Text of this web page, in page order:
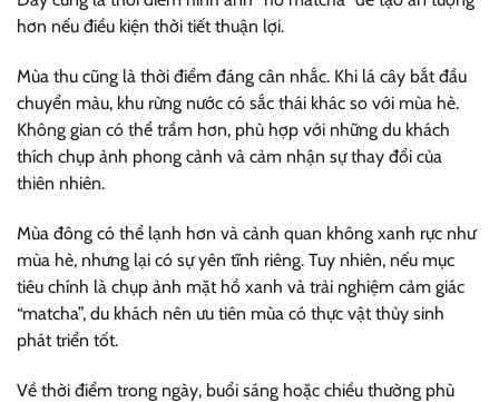
hơn nếu điều kiện thời tiết thuận lợi.
Mùa thu cũng là thời điểm đáng cân nhắc. Khi lá cây bắt đầu
chuyển màu, khu rừng nước có sắc thái khác so với mùa hè.
Không gian có thể trầm hơn, phù hợp với những du khách
thích chụp ảnh phong cảnh và cảm nhận sự thay đổi của
thiên nhiên.
Mùa đông có thể lạnh hơn và cảnh quan không xanh rực như
mùa hè, nhưng lại có sự yên tĩnh riêng. Tuy nhiên, nếu mục
tiêu chính là chụp ảnh mặt hồ xanh và trải nghiệm cảm giác
“matcha”, du khách nên ưu tiên mùa có thực vật thủy sinh
phát triển tốt.
Về thời điểm trong ngày, buổi sáng hoặc chiều thường phù